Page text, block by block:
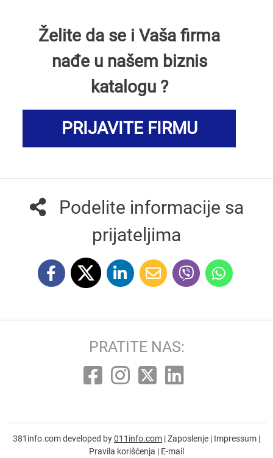
Želite da se i Vaša firma
nađe u našem biznis
katalogu ?
PRIJAVITE FIRMU
Podelite informacije sa
prijateljima
PRATITE NAS:
381info.com developed by011info.com |Zaposlenje | Impressum |
Pravila korišćenja | E-mail